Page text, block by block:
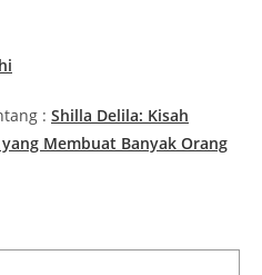
: Shilla Delila: Kisah
Membuat Banyak Orang